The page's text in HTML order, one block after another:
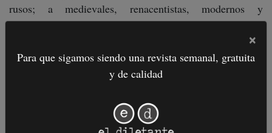
rusos; a medievales, renacentistas, modernos y
posmodernos. La lectura desborda las fronteras
nacionales sin entregarse por ello a los protocolos de las
“literaturas comparadas”. Como lo hicieron, entre otros,
Borges y Ricardo Piglia, Miguel Vitagliano apuesta a las
×
Para que sigamos siendo una revista semanal, gratuita
y de calidad